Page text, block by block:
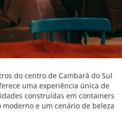
do centro de Cambará do Sul
uma experiência única de
construídas em containers
e um cenário de beleza